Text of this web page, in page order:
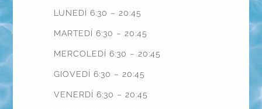
LUNEDÍ 6:30 – 20:45
MARTEDÍ 6:30 – 20:45
MERCOLEDÍ 6:30 – 20:45
GIOVEDÍ 6:30 – 20:45
VENERDÍ 6:30 – 20:45